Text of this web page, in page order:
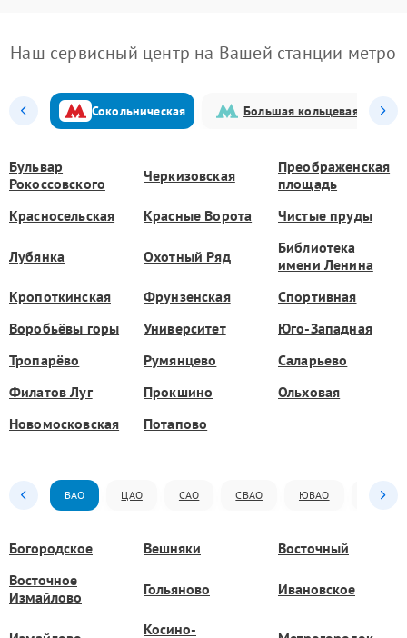
Наш сервисный центр на Вашей станции метро
Сокольническая Большая кольцевая
Бульвар
Рокоссовского
Черкизовская
Преображенская
площадь
Красносельская
Красные Ворота Чистые пруды
Лубянка Охотный Ряд
Библиотека
имени Ленина
Кропоткинская
Фрунзенская
Спортивная
Воробьёвы горы
Университет
Юго-Западная
Тропарёво
Румянцево
Саларьево
Филатов Луг
Прокшино
Ольховая
Новомосковская
Потапово
ВАО ЦАО САО СВАО ЮВАО ЮАО
Богородское Вешняки
Восточный
Восточное
Измайлово
Гольяново Ивановское
Косино-